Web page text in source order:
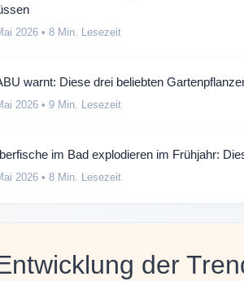
2026 • 8 Min. Lesezeit
warnt: Diese drei beliebten
2026 • 9 Min. Lesezeit
im Bad explodieren im Frühjahr:
2026 • 8 Min. Lesezeit
der